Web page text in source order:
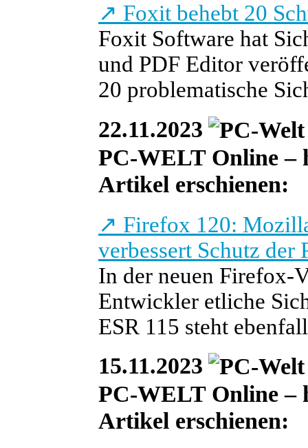
↗ Foxit behebt 20
Foxit Software hat
und PDF Editor
20 problematische
22.11.2023
PC-WELT Online –
Artikel erschienen:
↗ Firefox 120:
verbessert Schutz der
In der neuen Firefox-
Entwickler etliche
ESR 115 steht
15.11.2023
PC-WELT Online –
Artikel erschienen: